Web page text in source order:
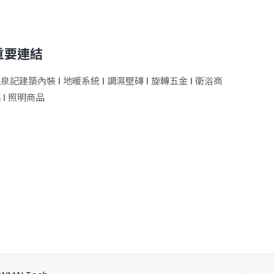
要連結
記建築內裝 ǀ 地暖系統 ǀ 調濕壁磚 ǀ 旋轉五金 ǀ 衛浴商
ǀ 照明商品